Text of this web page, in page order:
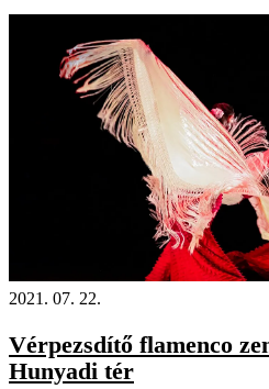
2021. 07. 22.
Vérpezsdítő flamenco
Hunyadi tér